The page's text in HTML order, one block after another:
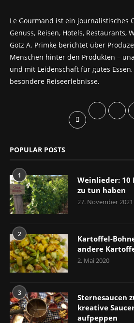
Le Gourmand ist ein journalistisches
Genuss, Reisen, Hotels, Restaurants,
Götz A. Primke berichtet über
Menschen hinter den Produkten –
und mit Leidenschaft für gutes
besondere Reiseerlebnisse.
POPULAR POSTS
1
Weinlieder: 10
zu tun haben
27. November 2021
2
Kartoffel-
andere
2. Mai 2020
3
Sternesaucen
kreative
aufpeppen